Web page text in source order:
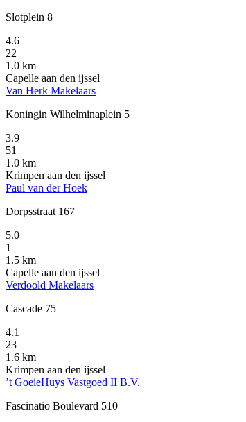
Slotplein 8
4.6
22
1.0 km
Capelle aan den ijssel
Van Herk Makelaars
Koningin Wilhelminaplein 5
3.9
51
1.0 km
Krimpen aan den ijssel
Paul van der Hoek
Dorpsstraat 167
5.0
1
1.5 km
Capelle aan den ijssel
Verdoold Makelaars
Cascade 75
4.1
23
1.6 km
Krimpen aan den ijssel
’t GoeieHuys Vastgoed II B.V.
Fascinatio Boulevard 510